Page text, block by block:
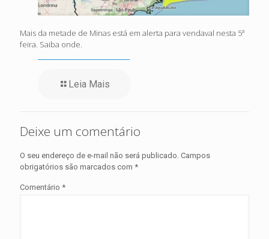
Mais da metade de Minas está em alerta para vendaval nesta 5ª
feira. Saiba onde.
Leia Mais
Deixe um comentário
O seu endereço de e-mail não será publicado. Campos
obrigatórios são marcados com *
Comentário *